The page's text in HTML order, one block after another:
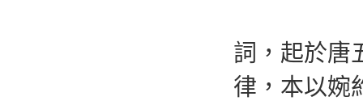
詞，起於唐
律，本以婉